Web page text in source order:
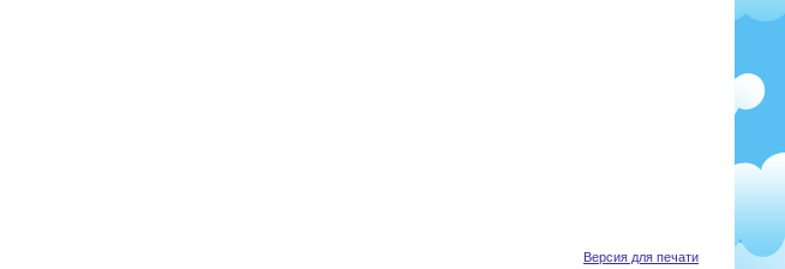
Версия для печати